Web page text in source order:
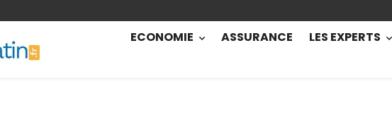
ECONOMIE ASSURANCE LES EXPERTS